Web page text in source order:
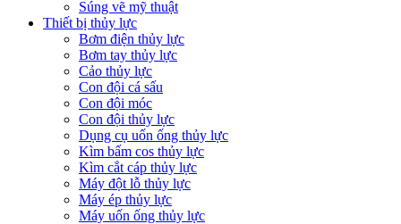
Súng vẽ mỹ thuật
Thiết bị thủy lực
Bơm điện thủy lực
Bơm tay thủy lực
Cảo thủy lực
Con đội cá sấu
Con đội móc
Con đội thủy lực
Dụng cụ uốn ống thủy lực
Kìm bấm cos thủy lực
Kìm cắt cáp thủy lực
Máy đột lỗ thủy lực
Máy ép thủy lực
Máy uốn ống thủy lực